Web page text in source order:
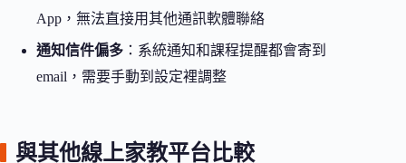
App，無法直接用其他通訊軟體聯絡
通知信件偏多 ：系統通知和課程提醒都會寄到
email，需要手動到設定裡調整
與其他線上家教平台比較